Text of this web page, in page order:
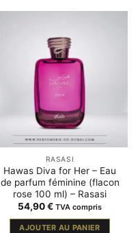
RASASI
Hawas Diva for Her – Eau
de parfum féminine (flacon
rose 100 ml) – Rasasi
54,90€ TVA compris
AJOUTER AU PANIER